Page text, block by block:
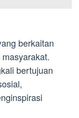
berkaitan
bertujuan